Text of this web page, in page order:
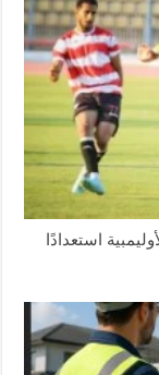
استعدادًا